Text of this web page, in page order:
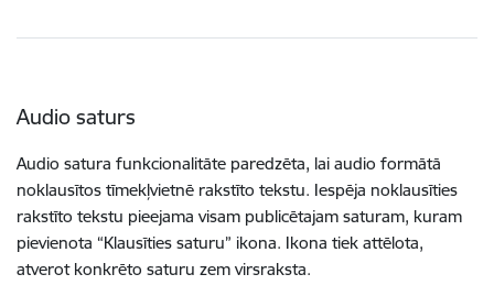
Audio saturs
Audio satura funkcionalitāte paredzēta, lai audio formātā
noklausītos tīmekļvietnē rakstīto tekstu. Iespēja noklausīties
rakstīto tekstu pieejama visam publicētajam saturam, kuram
pievienota “Klausīties saturu” ikona. Ikona tiek attēlota,
atverot konkrēto saturu zem virsraksta.